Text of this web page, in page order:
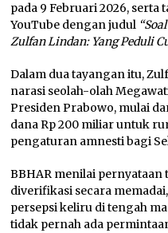
pada 9 Februari 2026, serta
YouTube dengan judul
Zulfan Lindan: Yang Peduli
Dalam dua tayangan itu,
narasi seolah-olah
Presiden Prabowo, mulai
dana Rp 200 miliar untuk
pengaturan amnesti bagi
BBHAR menilai pernyataan
diverifikasi secara
persepsi keliru di tengah
tidak pernah ada